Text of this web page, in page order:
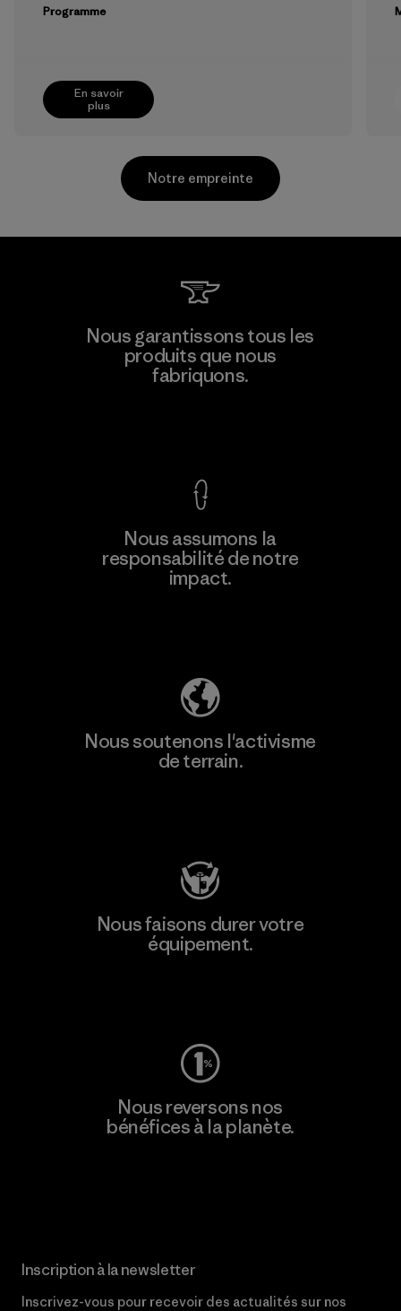
En savoir
plus
Programme
plus
Kanaan Bao Loc Co., Ltd.
Notre empreinte
Nous garantissons tous les
produits que nous
fabriquons.
Nous assumons la
responsabilité de notre
impact.
Nous soutenons l'activisme
de terrain.
Nous faisons durer votre
équipement.
Nous reversons nos
bénéfices à la planète.
Inscription à la newsletter
Inscrivez-vous pour recevoir des actualités sur nos